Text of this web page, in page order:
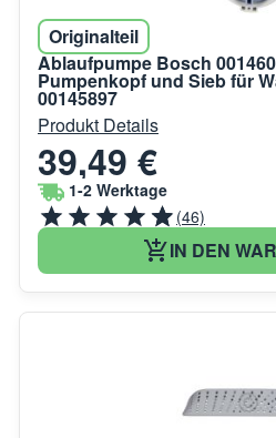
Originalteil
Ablaufpumpe Bosch
Pumpenkopf und Sieb für
00145897
Produkt Details
39,49 €
1-2 Werktage
(46)
IN DEN